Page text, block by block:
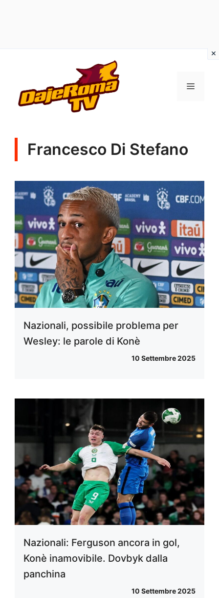
contenuto
MENU
Francesco Di Stefano
Nazionali, possibile problema per
Wesley: le parole di Konè
10 Settembre 2025
Nazionali: Ferguson ancora in gol,
Konè inamovibile. Dovbyk dalla
panchina
10 Settembre 2025